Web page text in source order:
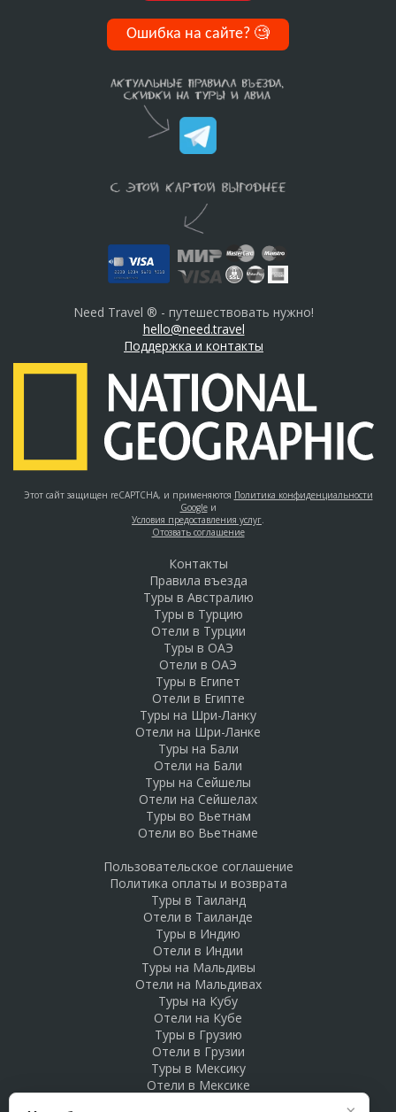
Ошибка на сайте? 🧐
Need Travel ® - путешествовать нужно!
hello@need.travel
Поддержка и контакты
Этот сайт защищен reCAPTCHA, и применяются Политика конфиденциальности
Googleи
Условия предоставления услуг.
Отозвать соглашение
Контакты
Правила въезда
Туры в Австралию
Туры в Турцию
Отели в Турции
Туры в ОАЭ
Отели в ОАЭ
Туры в Египет
Отели в Египте
Туры на Шри-Ланку
Отели на Шри-Ланке
Туры на Бали
Отели на Бали
Туры на Сейшелы
Отели на Сейшелах
Туры во Вьетнам
Отели во Вьетнаме
Пользовательское соглашение
Политика оплаты и возврата
Туры в Таиланд
Отели в Таиланде
Туры в Индию
Отели в Индии
Туры на Мальдивы
Отели на Мальдивах
Туры на Кубу
Отели на Кубе
Туры в Грузию
Отели в Грузии
Туры в Мексику
Отели в Мексике